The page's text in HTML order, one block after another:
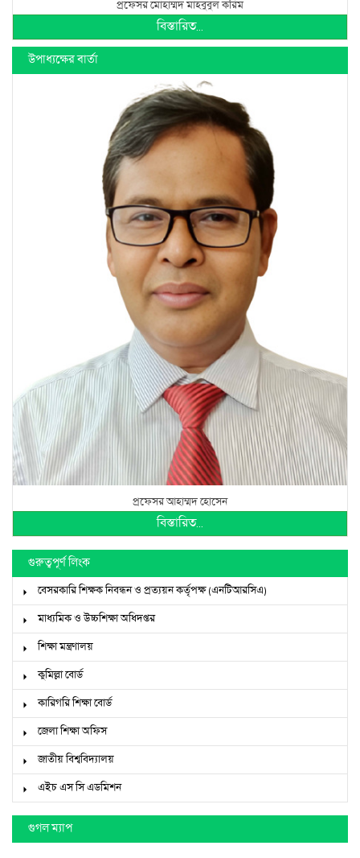
প্রফেসর মোহাম্মদ মাহবুবুল করিম
বিস্তারিত...
উপাধ্যক্ষের বার্তা
প্রফেসর আহাম্মদ হোসেন
বিস্তারিত...
গুরুত্বপূর্ণ লিংক
বেসরকারি শিক্ষক নিবন্ধন ও প্রত্যয়ন কর্তৃপক্ষ (এনটিআরসিএ)
মাধ্যমিক ও উচ্চশিক্ষা অধিদপ্তর
শিক্ষা মন্ত্রণালয়
কুমিল্লা বোর্ড
কারিগরি শিক্ষা বোর্ড
জেলা শিক্ষা অফিস
জাতীয় বিশ্ববিদ্যালয়
এইচ এস সি এডমিশন
গুগল ম্যাপ